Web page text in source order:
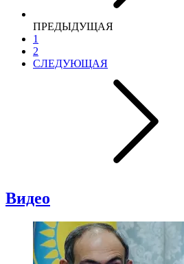
ПРЕДЫДУЩАЯ
1
2
СЛЕДУЮЩАЯ
Видео